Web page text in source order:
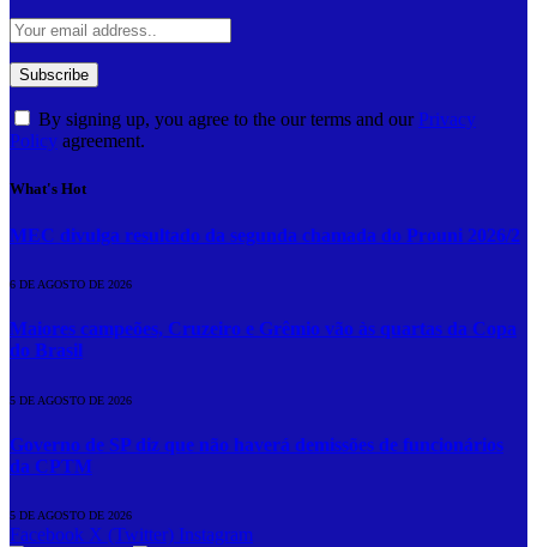
By signing up, you agree to the our terms and our Privacy
Policy agreement.
What's Hot
MEC divulga resultado da segunda chamada do Prouni 2026/2
6 DE AGOSTO DE 2026
Maiores campeões, Cruzeiro e Grêmio vão às quartas da Copa
do Brasil
5 DE AGOSTO DE 2026
Governo de SP diz que não haverá demissões de funcionários
da CPTM
5 DE AGOSTO DE 2026
Facebook X (Twitter) Instagram